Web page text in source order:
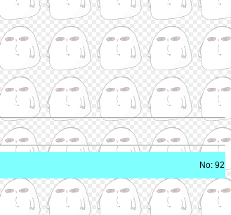
No: 92